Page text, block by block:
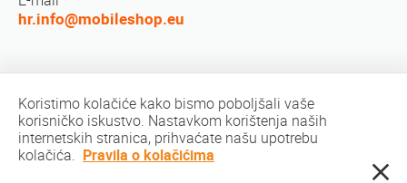
hr.info@mobileshop.eu
Koristimo kolačiće kako bismo poboljšali vaše
korisničko iskustvo. Nastavkom korištenja naših
internetskih stranica, prihvaćate našu upotrebu
kolačića. Pravila o kolačićima